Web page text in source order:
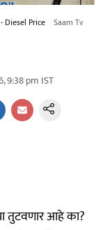
Diesel Price Saam Tv
9:38 pm IST
तुटवणार आहे का?